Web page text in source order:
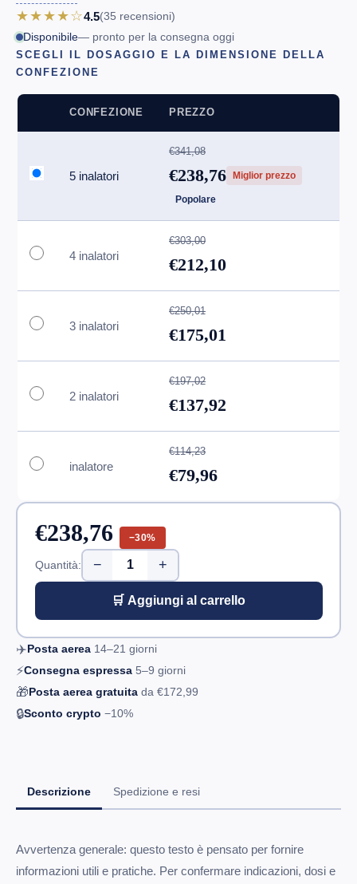
★★★★☆4.5(35 recensioni)
Disponibile— pronto per la consegna oggi
SCEGLI IL DOSAGGIO E LA DIMENSIONE DELLA
CONFEZIONE
CONFEZIONE PREZZO
5 inalatori
€341,08
€238,76 Miglior prezzo
Popolare
4 inalatori
€303,00
€212,10
3 inalatori
€250,01
€175,01
2 inalatori
€197,02
€137,92
inalatore
€114,23
€79,96
€238,76 −30%
Quantità: − +
🛒 Aggiungi al carrello
✈️Posta aerea 14–21 giorni
⚡Consegna espressa 5–9 giorni
🎁Posta aerea gratuita da €172,99
🔒Sconto crypto −10%
Descrizione Spedizione e resi
Avvertenza generale: questo testo è pensato per fornire
informazioni utili e pratiche. Per confermare indicazioni, dosi e